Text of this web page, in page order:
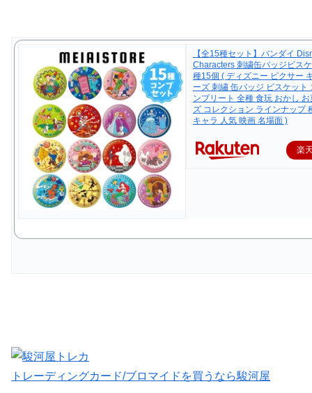
【全15種セット】バンダイ
Characters 刺繍缶バッジビス
種15個 ( ディズニー ピクサー
ーズ 刺繡 缶バッジ ビスケット
ンプリート 全種 食玩 おかし
ズ コレクション ラインナップ
キャラ 人気 映画 名場面 )
楽
トレーディングカード/ブロマイドを買うなら駿河屋